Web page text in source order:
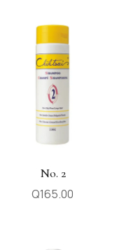
No. 2
Q165.00